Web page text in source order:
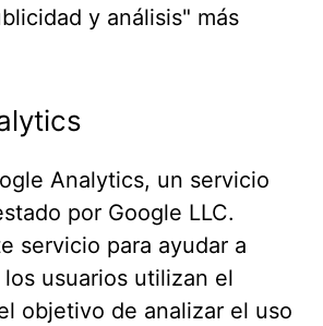
y análisis" más
Analytics, un servicio
por Google LLC.
servicio para ayudar a
usuarios utilizan el
objetivo de analizar el uso